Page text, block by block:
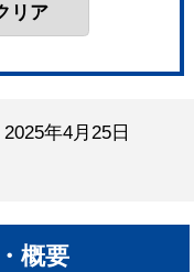
2025年4月25日
概要